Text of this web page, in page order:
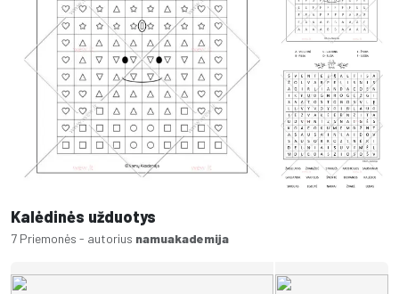
Kalėdinės užduotys
7 Priemonės - autorius namuakademija